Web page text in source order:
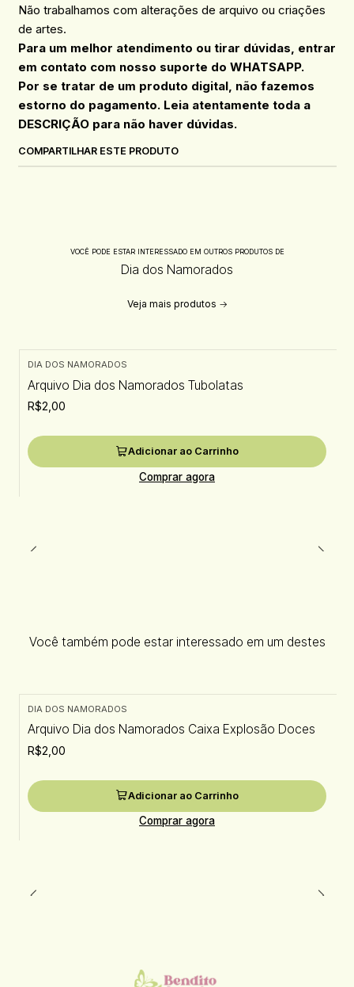
Não trabalhamos com alterações de arquivo ou criações
de artes.
Para um melhor atendimento ou tirar dúvidas, entrar
em contato com nosso suporte do WHATSAPP.
Por se tratar de um produto digital, não fazemos
estorno do pagamento. Leia atentamente toda a
DESCRIÇÃO para não haver dúvidas.
COMPARTILHAR ESTE PRODUTO
VOCÊ PODE ESTAR INTERESSADO EM OUTROS PRODUTOS DE
Dia dos Namorados
Veja mais produtos
DIA DOS NAMORADOS
Arquivo Dia dos Namorados Tubolatas
R$2,00
Adicionar ao Carrinho
Comprar agora
Você também pode estar interessado em um destes
DIA DOS NAMORADOS
Arquivo Dia dos Namorados Caixa Explosão Doces
R$2,00
Adicionar ao Carrinho
Comprar agora